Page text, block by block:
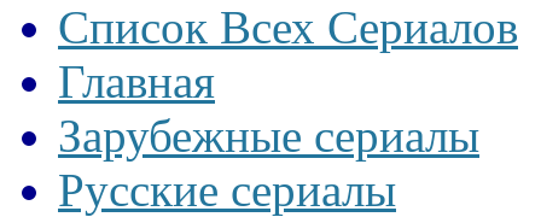
Список Всех Сериалов
Главная
Зарубежные сериалы
Русские сериалы